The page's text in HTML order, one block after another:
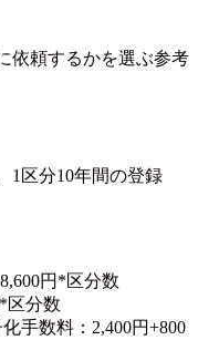
依頼するかを選ぶ参考
1区分10年間の登録
円*区分数
区分数
手数料：2,400円+800